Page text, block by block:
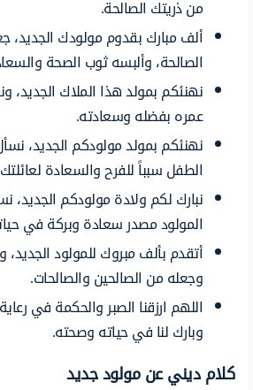
منذريتك الصالحة.
ألف مبارك بقدوممولودك الجديد،
الصالحة،وألبسه ثوب الصحة
نهنئكمبمولدهذا الملاك الجديد،
عمرهبفضلهوسعادته.
نهنئكمبمولدمولودكم الجديد،
الطفلسبباًللفرحوالسعادة
نباركلكمولادة مولودكم الجديد،
المولودمصدر سعادة وبركة في
أتقدمبألفمبروك للمولودالجديد،
وجعلهمن الصالحينوالصالحات.
اللهم ارزقنا الصبروالحكمةفيرعاية
وباركلنافيحياتهوصحته.
كلام ديني عن مولود جديد